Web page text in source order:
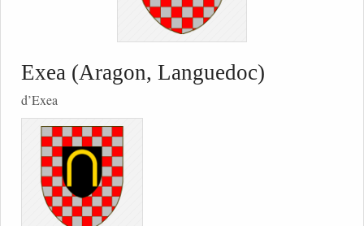
Exea (Aragon, Languedoc)
d’Exea